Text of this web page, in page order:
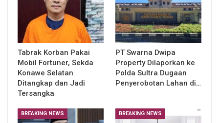
Tabrak Korban Pakai
Mobil Fortuner, Sekda
Konawe Selatan
Ditangkap dan Jadi
Tersangka
PT Swarna Dwipa
Property Dilaporkan ke
Polda Sultra Dugaan
Penyerobotan Lahan di…
BREAKING NEWS BREAKING NEWS